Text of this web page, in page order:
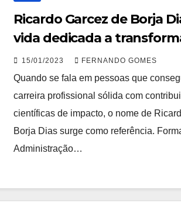
Ricardo Garcez de Borja
vida dedicada a
pessoas e organizações
15/01/2023 FERNANDO GOMES
Quando se fala em pessoas que
carreira profissional sólida com
científicas de impacto, o nome de
Borja Dias surge como referência.
Administração…